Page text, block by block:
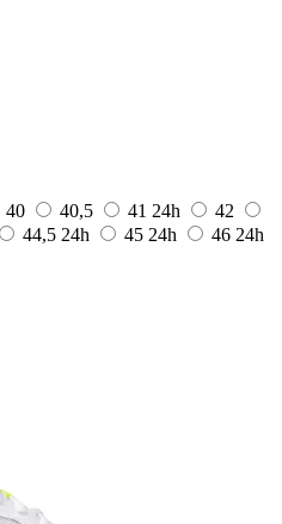
40 40,5 41 24h
42
44,5 24h 45 24h 46 24h